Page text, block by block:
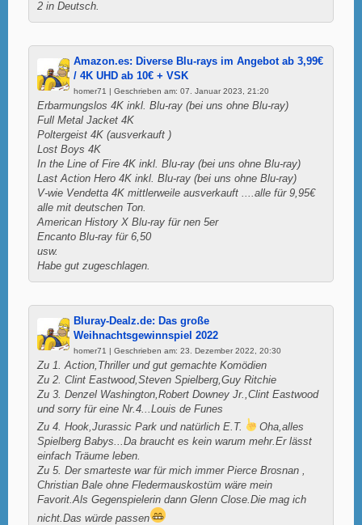
2 in Deutsch.
Amazon.es: Diverse Blu-rays im Angebot ab 3,99€
/ 4K UHD ab 10€ + VSK
homer71 | Geschrieben am: 07. Januar 2023, 21:20
Erbarmungslos 4K inkl. Blu-ray (bei uns ohne Blu-ray)
Full Metal Jacket 4K
Poltergeist 4K (ausverkauft )
Lost Boys 4K
In the Line of Fire 4K inkl. Blu-ray (bei uns ohne Blu-ray)
Last Action Hero 4K inkl. Blu-ray (bei uns ohne Blu-ray)
V-wie Vendetta 4K mittlerweile ausverkauft ....alle für 9,95€
alle mit deutschen Ton.
American History X Blu-ray für nen 5er
Encanto Blu-ray für 6,50
usw.
Habe gut zugeschlagen.
Bluray-Dealz.de: Das große
Weihnachtsgewinnspiel 2022
homer71 | Geschrieben am: 23. Dezember 2022, 20:30
Zu 1. Action,Thriller und gut gemachte Komödien
Zu 2. Clint Eastwood,Steven Spielberg,Guy Ritchie
Zu 3. Denzel Washington,Robert Downey Jr.,Clint Eastwood
und sorry für eine Nr.4...Louis de Funes
Zu 4. Hook,Jurassic Park und natürlich E.T.
Oha,alles
Spielberg Babys...Da braucht es kein warum mehr.Er lässt
einfach Träume leben.
Zu 5. Der smarteste war für mich immer Pierce Brosnan ,
Christian Bale ohne Fledermauskostüm wäre mein
Favorit.Als Gegenspielerin dann Glenn Close.Die mag ich
nicht.Das würde passen